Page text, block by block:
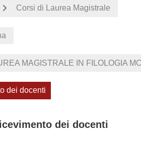
Corsi di Laurea Magistrale
MAGISTRALE IN FILOLOGIA
dei docenti
dei docenti